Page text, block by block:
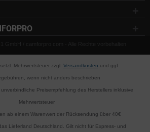
GmbH / camforpro.com - Alle Rechte vorbehalten
Mehrwertsteuer zzgl. Versandkosten und ggf.
wenn nicht anders beschrieben
Preisempfehlung des Herstellers inklusive
Mehrwertsteuer
ab einem Warenwert der Rücksendung über 40€
Lieferland Deutschland. Gilt nicht für Express- und